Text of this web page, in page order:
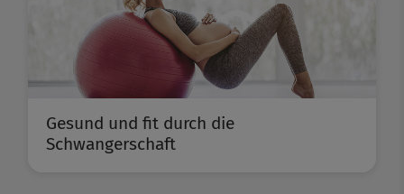
Gesund und fit durch die
Schwangerschaft